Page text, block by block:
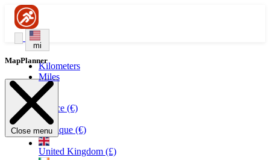
mi
Kilometers
Miles
France (€)
Belgique (€)
United Kingdom (£)
MapPlanner
Close menu